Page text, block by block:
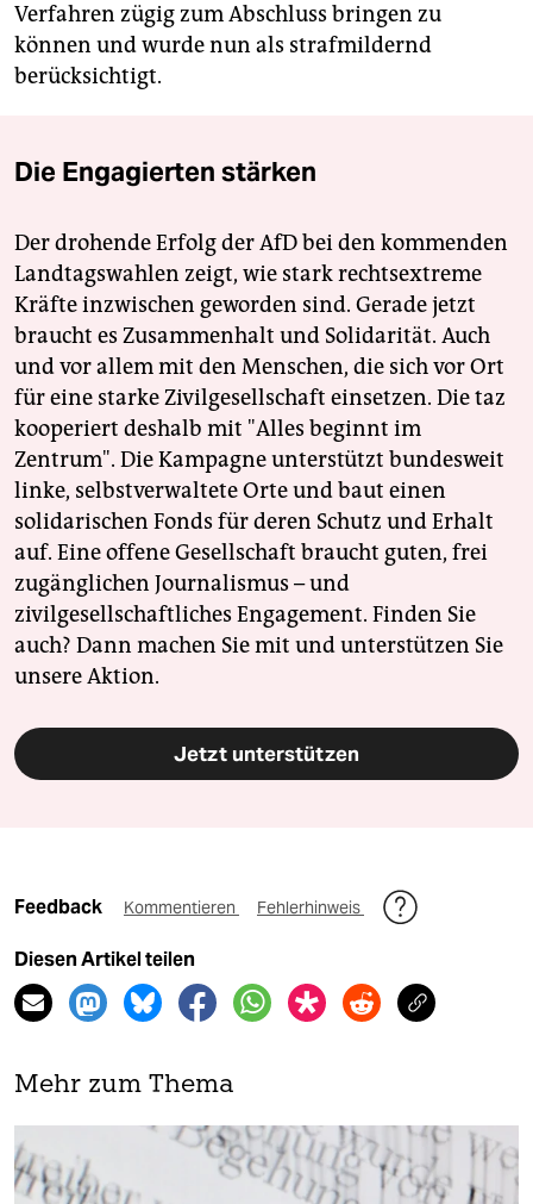
Verfahren zügig zum Abschluss bringen zu
können und wurde nun als strafmildernd
berücksichtigt.
Die Engagierten stärken
Der drohende Erfolg der AfD bei den kommenden
Landtagswahlen zeigt, wie stark rechtsextreme
Kräfte inzwischen geworden sind. Gerade jetzt
braucht es Zusammenhalt und Solidarität. Auch
und vor allem mit den Menschen, die sich vor Ort
für eine starke Zivilgesellschaft einsetzen. Die taz
kooperiert deshalb mit "Alles beginnt im
Zentrum". Die Kampagne unterstützt bundesweit
linke, selbstverwaltete Orte und baut einen
solidarischen Fonds für deren Schutz und Erhalt
auf. Eine offene Gesellschaft braucht guten, frei
zugänglichen Journalismus – und
zivilgesellschaftliches Engagement. Finden Sie
auch? Dann machen Sie mit und unterstützen Sie
unsere Aktion.
Jetzt unterstützen
Feedback Kommentieren Fehlerhinweis
Diesen Artikel teilen
Mehr zum Thema